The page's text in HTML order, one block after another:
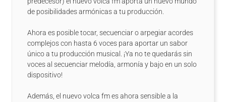
de posibilidades armónicas a tu producción.
Ahora es posible tocar, secuenciar o arpegiar acordes
complejos con hasta 6 voces para aportar un sabor
único a tu producción musical. ¡Ya no te quedarás sin
voces al secuenciar melodía, armonía y bajo en un solo
dispositivo!
Además, el nuevo volca fm es ahora sensible a la